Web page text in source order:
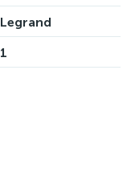
Legrand
1